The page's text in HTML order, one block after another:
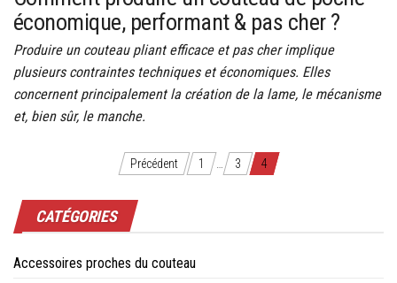
économique, performant & pas cher ?
Produire un couteau pliant efficace et pas cher implique
plusieurs contraintes techniques et économiques. Elles
concernent principalement la création de la lame, le mécanisme
et, bien sûr, le manche.
Navigation
des
articles
Précédent 1 3 4
CATÉGORIES
Accessoires proches du couteau